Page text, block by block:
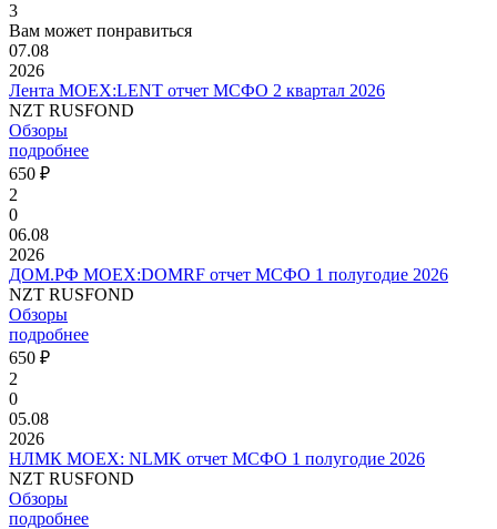
3
Вам может понравиться
07.08
2026
Лента MOEX:LENT отчет МСФО 2 квартал 2026
NZT RUSFOND
Обзоры
подробнее
650 ₽
2
0
06.08
2026
ДОМ.РФ MOEX:DOMRF отчет МСФО 1 полугодие 2026
NZT RUSFOND
Обзоры
подробнее
650 ₽
2
0
05.08
2026
НЛМК MOEX: NLMK отчет МСФО 1 полугодие 2026
NZT RUSFOND
Обзоры
подробнее